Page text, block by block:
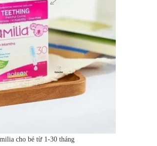
cho bé từ 1-30 tháng